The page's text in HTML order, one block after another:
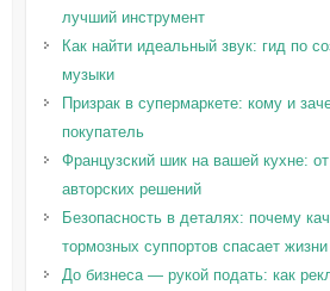
лучший инструмент
Как найти идеальный звук: гид по
музыки
Призрак в супермаркете: кому и
покупатель
Французский шик на вашей кухне:
авторских решений
Безопасность в деталях: почему
тормозных суппортов спасает жизни
До бизнеса — рукой подать: как